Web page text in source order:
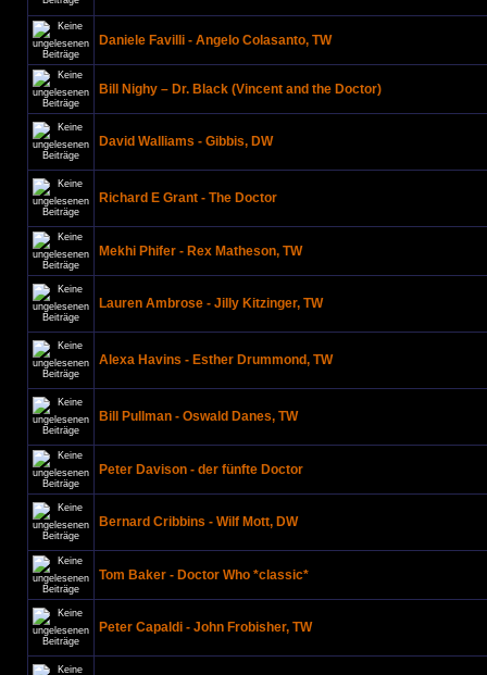
Daniele Favilli - Angelo Colasanto, TW
Bill Nighy – Dr. Black (Vincent and the Doctor)
David Walliams - Gibbis, DW
Richard E Grant - The Doctor
Mekhi Phifer - Rex Matheson, TW
Lauren Ambrose - Jilly Kitzinger, TW
Alexa Havins - Esther Drummond, TW
Bill Pullman - Oswald Danes, TW
Peter Davison - der fünfte Doctor
Bernard Cribbins - Wilf Mott, DW
Tom Baker - Doctor Who *classic*
Peter Capaldi - John Frobisher, TW